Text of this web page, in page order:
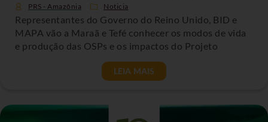
PRS - Amazônia Noticia
Representantes do Governo do Reino Unido, BID e
MAPA vão a Maraã e Tefé conhecer os modos de vida
e produção das OSPs e os impactos do Projeto
LEIA MAIS